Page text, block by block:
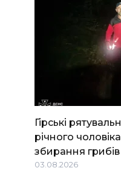
Гірські
річного
збирання грибів
03.08.2026